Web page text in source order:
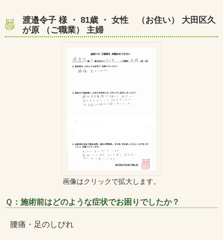
渡邉令子 様 ・ 81歳 ・ 女性 （お住い） 大田区久
が原 （ご職業） 主婦
画像はクリックで拡大します。
Ｑ：施術前はどのような症状でお困りでしたか？
腰痛・足のしびれ